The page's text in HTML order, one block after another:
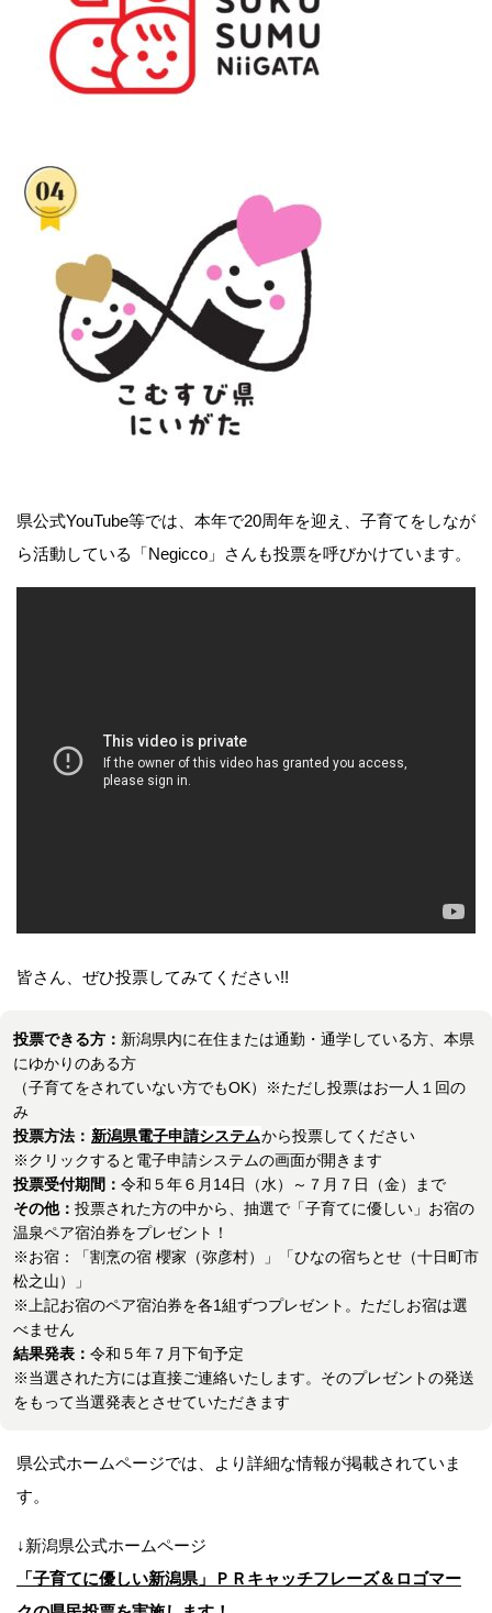
県公式YouTube等では、本年で20周年を迎え、子育てをしなが
ら活動している「Negicco」さんも投票を呼びかけています。
皆さん、ぜひ投票してみてください!!
投票できる方： 新潟県内に在住または通勤・通学している方、本県
にゆかりのある方
（子育てをされていない方でもOK）※ただし投票はお一人１回の
み
投票方法： 新潟県電子申請システムから投票してください
※クリックすると電子申請システムの画面が開きます
投票受付期間： 令和５年６月14日（水）～７月７日（金）まで
その他： 投票された方の中から、抽選で「子育てに優しい」お宿の
温泉ペア宿泊券をプレゼント！
※お宿：「割烹の宿 櫻家（弥彦村）」「ひなの宿ちとせ（十日町市
松之山）」
※上記お宿のペア宿泊券を各1組ずつプレゼント。ただしお宿は選
べません
結果発表： 令和５年７月下旬予定
※当選された方には直接ご連絡いたします。そのプレゼントの発送
をもって当選発表とさせていただきます
県公式ホームページでは、より詳細な情報が掲載されていま
す。
↓新潟県公式ホームページ
「子育てに優しい新潟県」ＰＲキャッチフレーズ＆ロゴマー